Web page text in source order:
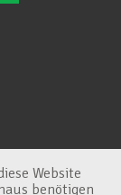
Website
benötigen